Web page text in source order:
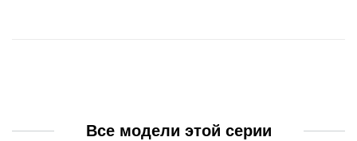
Все модели этой серии